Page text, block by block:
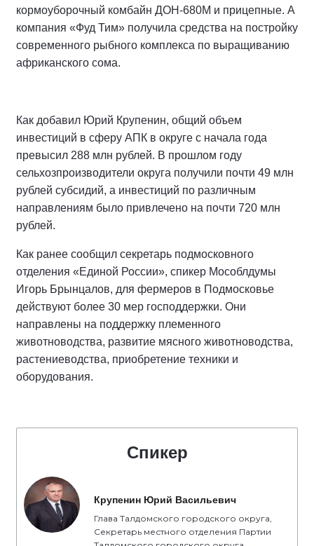
кормоуборочный комбайн ДОН-680М и прицепные. А
компания «Фуд Тим» получила средства на постройку
современного рыбного комплекса по выращиванию
африканского сома.
Как добавил Юрий Крупенин, общий объем
инвестиций в сферу АПК в округе с начала года
превысил 288 млн рублей. В прошлом году
сельхозпроизводители округа получили почти 49 млн
рублей субсидий, а инвестиций по различным
направлениям было привлечено на почти 720 млн
рублей.
Как ранее сообщил секретарь подмосковного
отделения «Единой России», спикер Мособлдумы
Игорь Брынцалов, для фермеров в Подмосковье
действуют более 30 мер господдержки. Они
направлены на поддержку племенного
животноводства, развитие мясного животноводства,
растениеводства, приобретение техники и
оборудования.
Спикер
Крупенин Юрий Васильевич
Глава Талдомского городского округа,
Секретарь местного отделения Партии